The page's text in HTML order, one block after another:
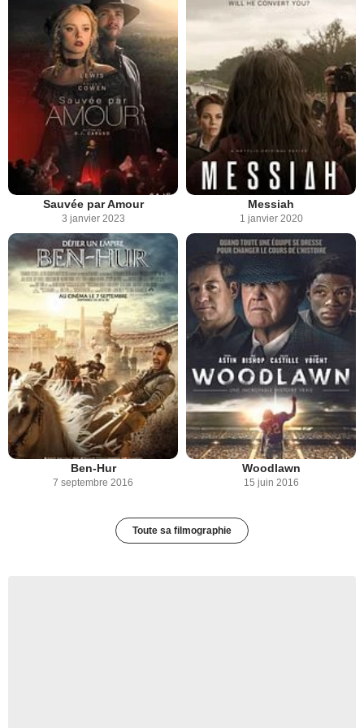
Sauvée par Amour
3 janvier 2023
Messiah
1 janvier 2020
Ben-Hur
7 septembre 2016
Woodlawn
15 juin 2016
Toute sa filmographie